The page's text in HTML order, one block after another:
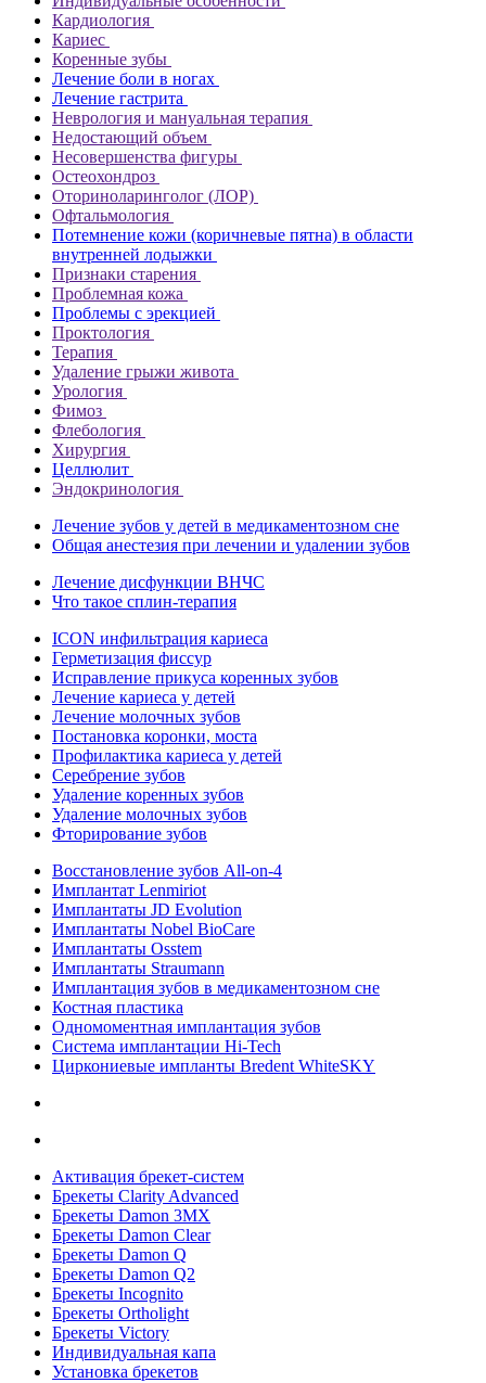
Кардиология
Кариес
Коренные зубы
Лечение боли в ногах
Лечение гастрита
Неврология и мануальная терапия
Недостающий объем
Несовершенства фигуры
Остеохондроз
Оториноларинголог (ЛОР)
Офтальмология
Потемнение кожи (коричневые пятна) в области
внутренней лодыжки
Признаки старения
Проблемная кожа
Проблемы с эрекцией
Проктология
Терапия
Удаление грыжи живота
Урология
Фимоз
Флебология
Хирургия
Целлюлит
Эндокринология
Лечение зубов у детей в медикаментозном сне
Общая анестезия при лечении и удалении зубов
Лечение дисфункции ВНЧС
Что такое сплин-терапия
ICON инфильтрация кариеса
Герметизация фиссур
Исправление прикуса коренных зубов
Лечение кариеса у детей
Лечение молочных зубов
Постановка коронки, моста
Профилактика кариеса у детей
Серебрение зубов
Удаление коренных зубов
Удаление молочных зубов
Фторирование зубов
Восстановление зубов All‑on‑4
Имплантат Lenmiriot
Имплантаты JD Evolution
Имплантаты Nobel BioСare
Имплантаты Osstem
Имплантаты Straumann
Имплантация зубов в медикаментозном сне
Костная пластика
Одномоментная имплантация зубов
Система имплантации Hi-Tech
Циркониевые импланты Bredent WhiteSKY
Активация брекет-систем
Брекеты Clarity Advanced
Брекеты Damon 3MX
Брекеты Damon Clear
Брекеты Damon Q
Брекеты Damon Q2
Брекеты Incognito
Брекеты Ortholight
Брекеты Victory
Индивидуальная капа
Установка брекетов